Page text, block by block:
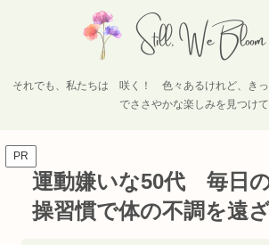
それでも、私たちは 咲く！ 色々あるけれど、きっ
でささやかな楽しみを見つけて
PR
運動嫌いな50代 毎日
操習慣で体の不調を遠